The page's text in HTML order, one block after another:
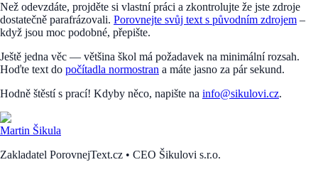
Než odevzdáte, projděte si vlastní práci a zkontrolujte že jste zdroje
dostatečně parafrázovali. Porovnejte svůj text s původním zdrojem –
když jsou moc podobné, přepište.
Ještě jedna věc — většina škol má požadavek na minimální rozsah.
Hoďte text do počítadla normostran a máte jasno za pár sekund.
Hodně štěstí s prací! Kdyby něco, napište na info@sikulovi.cz.
Martin Šikula
Zakladatel PorovnejText.cz • CEO Šikulovi s.r.o.